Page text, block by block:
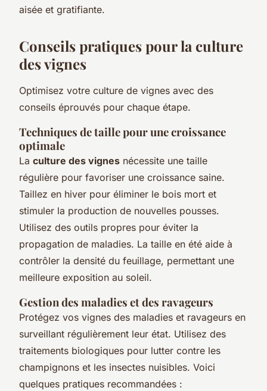
aisée et gratifiante.
Conseils pratiques pour la culture
des vignes
Optimisez votre culture de vignes avec des
conseils éprouvés pour chaque étape.
Techniques de taille pour une croissance
optimale
La culture des vignes nécessite une taille
régulière pour favoriser une croissance saine.
Taillez en hiver pour éliminer le bois mort et
stimuler la production de nouvelles pousses.
Utilisez des outils propres pour éviter la
propagation de maladies. La taille en été aide à
contrôler la densité du feuillage, permettant une
meilleure exposition au soleil.
Gestion des maladies et des ravageurs
Protégez vos vignes des maladies et ravageurs en
surveillant régulièrement leur état. Utilisez des
traitements biologiques pour lutter contre les
champignons et les insectes nuisibles. Voici
quelques pratiques recommandées :